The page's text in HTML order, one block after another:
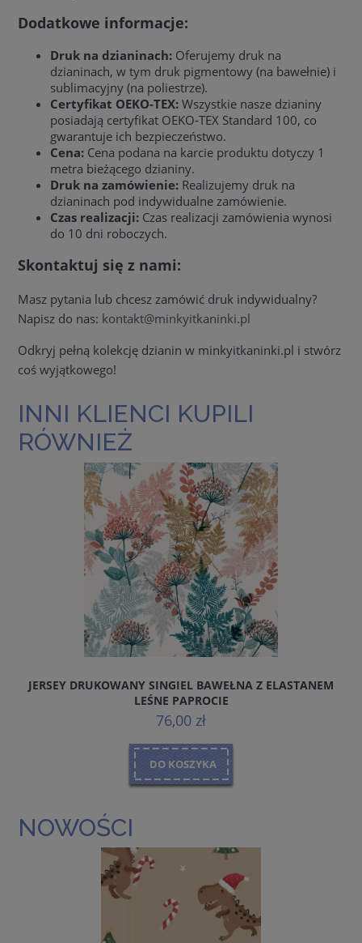
Dodatkowe informacje:
Druk na dzianinach: Oferujemy druk na
dzianinach, w tym druk pigmentowy (na bawełnie) i
sublimacyjny (na poliestrze).
Certyfikat OEKO-TEX: Wszystkie nasze dzianiny
posiadają certyfikat OEKO-TEX Standard 100, co
gwarantuje ich bezpieczeństwo.
Cena: Cena podana na karcie produktu dotyczy 1
metra bieżącego dzianiny.
Druk na zamówienie: Realizujemy druk na
dzianinach pod indywidualne zamówienie.
Czas realizacji: Czas realizacji zamówienia wynosi
do 10 dni roboczych.
Skontaktuj się z nami:
Masz pytania lub chcesz zamówić druk indywidualny?
Napisz do nas: kontakt@minkyitkaninki.pl
Odkryj pełną kolekcję dzianin w minkyitkaninki.pl i stwórz
coś wyjątkowego!
INNI KLIENCI KUPILI
RÓWNIEŻ
JERSEY DRUKOWANY SINGIEL BAWEŁNA Z ELASTANEM
LEŚNE PAPROCIE
76,00 zł
DO KOSZYKA
NOWOŚCI